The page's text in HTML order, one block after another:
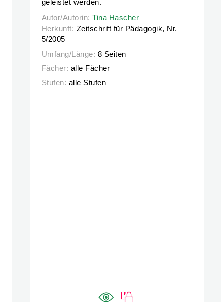
geleistet werden.
Autor/Autorin: Tina Hascher
Autor/Autorin: Tina Hascher
Herkunft: Zeitschrift für Pädagogik, Nr.
5/2005
Umfang/Länge: 8 Seiten
Fächer: alle Fächer
Stufen: alle Stufen